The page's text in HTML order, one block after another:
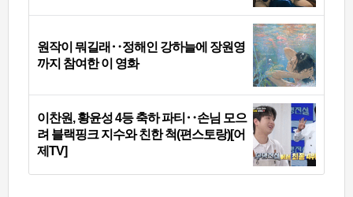
원작이 뭐길래‥정해인 강하늘에 장원영
까지 참여한 이 영화
이찬원, 황윤성 4등 축하 파티‥손님 모으
려 블랙핑크 지수와 친한 척(편스토랑)[어
제TV]